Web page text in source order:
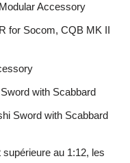
Accessory
for Socom, CQB MK II
with Scabbard
Sword with Scabbard
supérieure au 1:12, les